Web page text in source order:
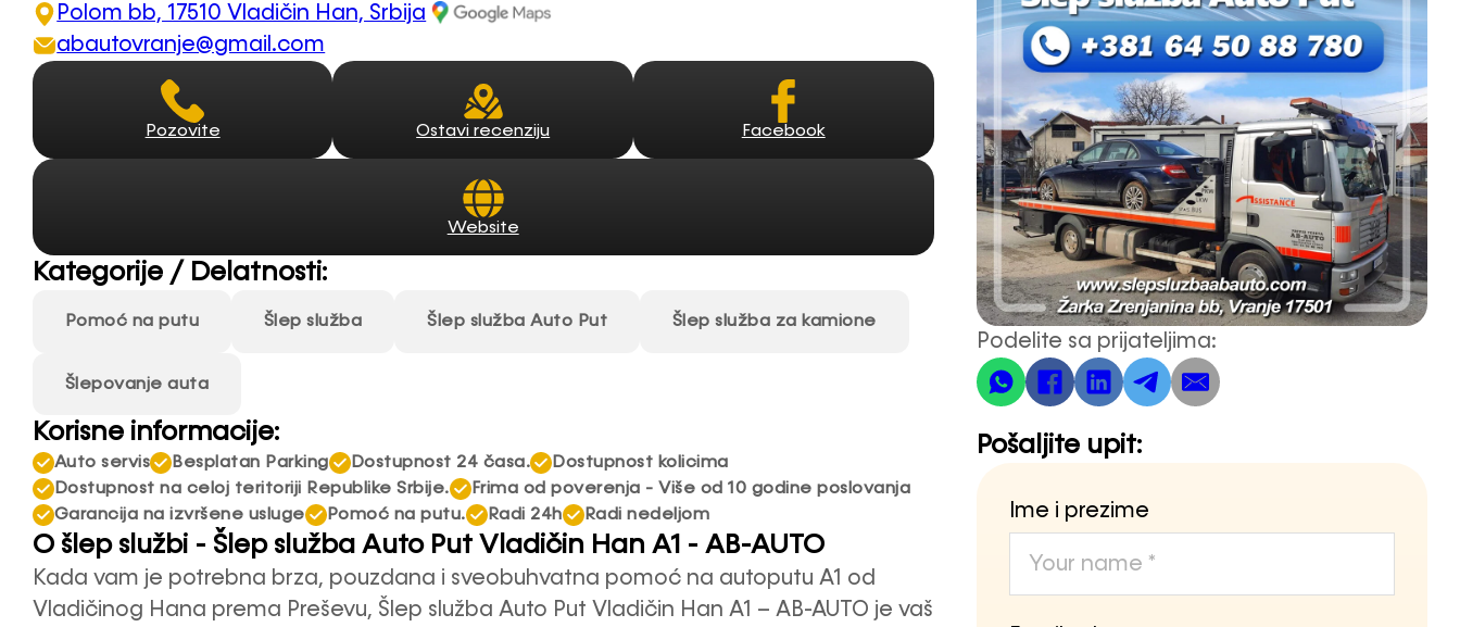
Polom bb, 17510 Vladičin Han, Srbija
abautovranje@gmail.com
Pozovite Ostavi recenziju Facebook
Website
Kategorije / Delatnosti:
Pomoć na putu Šlep služba Šlep služba Auto Put Šlep služba za kamione
Šlepovanje auta
Korisne informacije:
Auto servis Besplatan Parking Dostupnost 24 časa.
Dostupnost kolicima
Dostupnost na celoj teritoriji Republike Srbije.
Frima od poverenja - Više od 10 godine poslovanja
Garancija na izvršene usluge
Pomoć na putu. Radi 24h Radi nedeljom
O šlep službi - Šlep služba Auto Put Vladičin Han A1 - AB-AUTO
Kada vam je potrebna brza, pouzdana i sveobuhvatna pomoć na autoputu A1 od
Vladičinog Hana prema Preševu, Šlep služba Auto Put Vladičin Han A1 – AB-AUTO je vaš
Podelite sa prijateljima:
Pošaljite upit:
Ime i prezime